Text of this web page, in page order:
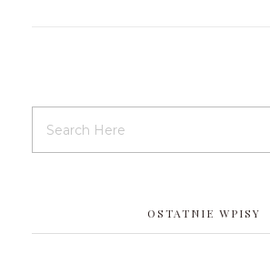
OSTATNIE WPISY